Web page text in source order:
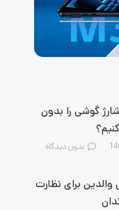
گوشی را بدون
بدون دیدگاه
والدین برای نظارت